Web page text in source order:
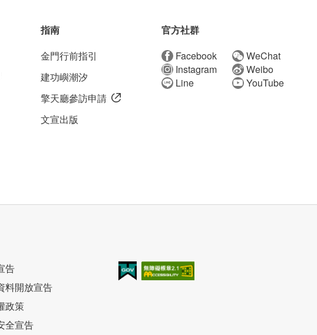
口味
指南
金門行前指引
建功嶼潮汐
擎天廳參訪申請
文宣出版
官方社群
Facebook
WeChat
Instagram
Weibo
Line
YouTube
告
料開放宣告
政策
全宣告